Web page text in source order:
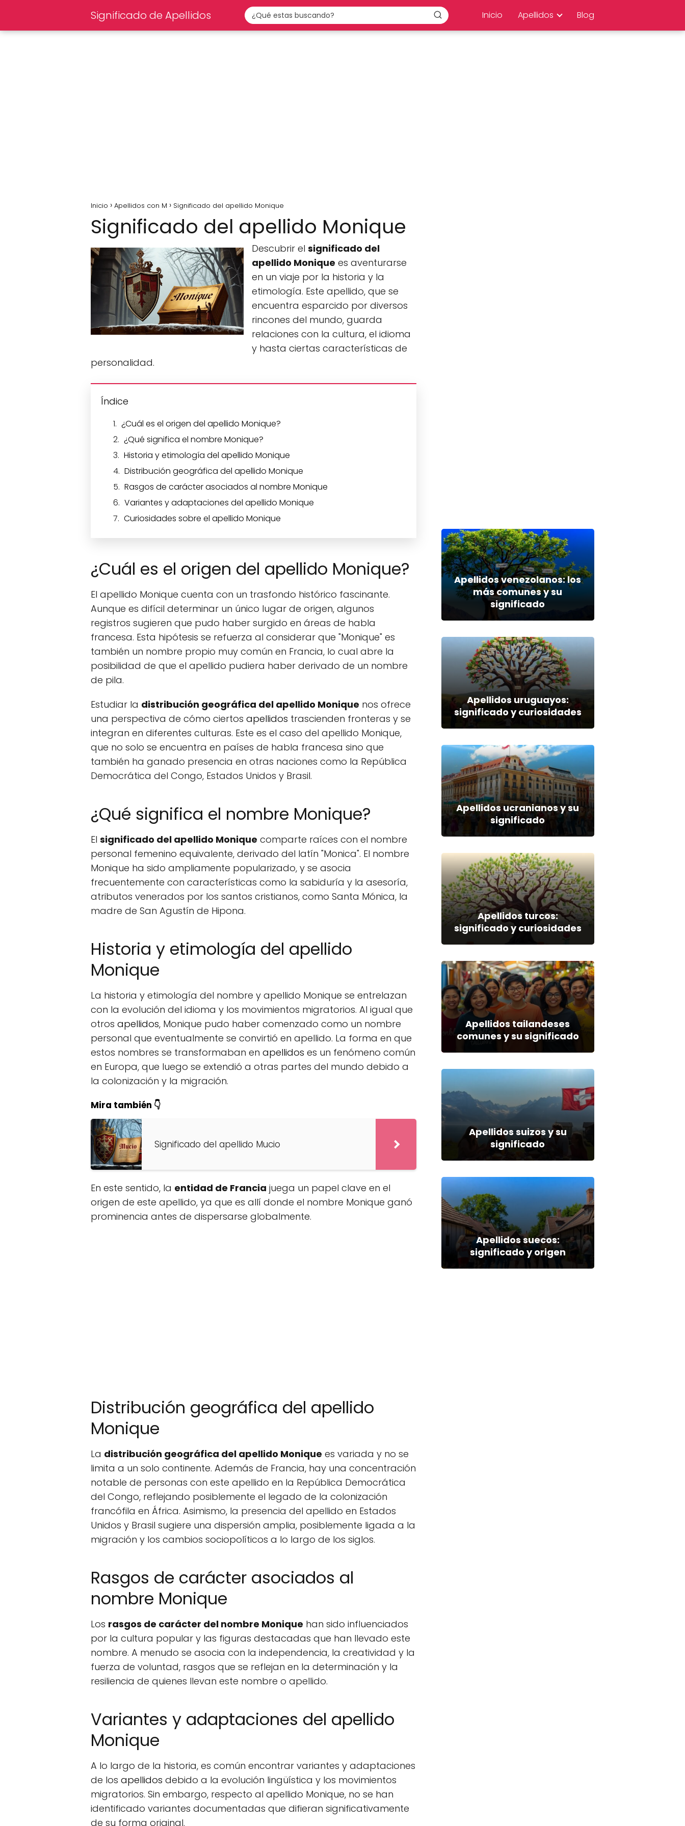
Significado de Apellidos Inicio Apellidos Blog
Inicio Apellidos con M Significado del apellido Monique
Significado del apellido Monique
Descubrir el significado del
apellido Monique es aventurarse
en un viaje por la historia y la
etimología. Este apellido, que se
encuentra esparcido por diversos
rincones del mundo, guarda
relaciones con la cultura, el idioma
y hasta ciertas características de
personalidad.
Índice
¿Cuál es el origen del apellido Monique?
¿Qué significa el nombre Monique?
Historia y etimología del apellido Monique
Distribución geográfica del apellido Monique
Rasgos de carácter asociados al nombre Monique
Variantes y adaptaciones del apellido Monique
Curiosidades sobre el apellido Monique
¿Cuál es el origen del apellido Monique?
El apellido Monique cuenta con un trasfondo histórico fascinante.
Aunque es difícil determinar un único lugar de origen, algunos
registros sugieren que pudo haber surgido en áreas de habla
francesa. Esta hipótesis se refuerza al considerar que "Monique" es
también un nombre propio muy común en Francia, lo cual abre la
posibilidad de que el apellido pudiera haber derivado de un nombre
de pila.
Estudiar la distribución geográfica del apellido Monique nos ofrece
una perspectiva de cómo ciertos apellidos trascienden fronteras y se
integran en diferentes culturas. Este es el caso del apellido Monique,
que no solo se encuentra en países de habla francesa sino que
también ha ganado presencia en otras naciones como la República
Democrática del Congo, Estados Unidos y Brasil.
¿Qué significa el nombre Monique?
El significado del apellido Monique comparte raíces con el nombre
personal femenino equivalente, derivado del latín "Monica". El nombre
Monique ha sido ampliamente popularizado, y se asocia
frecuentemente con características como la sabiduría y la asesoría,
atributos venerados por los santos cristianos, como Santa Mónica, la
madre de San Agustín de Hipona.
Historia y etimología del apellido
Monique
La historia y etimología del nombre y apellido Monique se entrelazan
con la evolución del idioma y los movimientos migratorios. Al igual que
otros apellidos, Monique pudo haber comenzado como un nombre
personal que eventualmente se convirtió en apellido. La forma en que
estos nombres se transformaban en apellidos es un fenómeno común
en Europa, que luego se extendió a otras partes del mundo debido a
la colonización y la migración.
Mira también 👇
Significado del apellido Mucio
En este sentido, la entidad de Francia juega un papel clave en el
origen de este apellido, ya que es allí donde el nombre Monique ganó
prominencia antes de dispersarse globalmente.
Distribución geográfica del apellido
Monique
La distribución geográfica del apellido Monique es variada y no se
limita a un solo continente. Además de Francia, hay una concentración
notable de personas con este apellido en la República Democrática
del Congo, reflejando posiblemente el legado de la colonización
francófila en África. Asimismo, la presencia del apellido en Estados
Unidos y Brasil sugiere una dispersión amplia, posiblemente ligada a la
migración y los cambios sociopolíticos a lo largo de los siglos.
Rasgos de carácter asociados al
nombre Monique
Los rasgos de carácter del nombre Monique han sido influenciados
por la cultura popular y las figuras destacadas que han llevado este
nombre. A menudo se asocia con la independencia, la creatividad y la
fuerza de voluntad, rasgos que se reflejan en la determinación y la
resiliencia de quienes llevan este nombre o apellido.
Variantes y adaptaciones del apellido
Monique
A lo largo de la historia, es común encontrar variantes y adaptaciones
de los apellidos debido a la evolución lingüística y los movimientos
migratorios. Sin embargo, respecto al apellido Monique, no se han
identificado variantes documentadas que difieran significativamente
de su forma original.
Apellidos venezolanos: los
más comunes y su
significado
Apellidos uruguayos:
significado y curiosidades
Apellidos ucranianos y su
significado
Apellidos turcos:
significado y curiosidades
Apellidos tailandeses
comunes y su significado
Apellidos suizos y su
significado
Apellidos suecos:
significado y origen